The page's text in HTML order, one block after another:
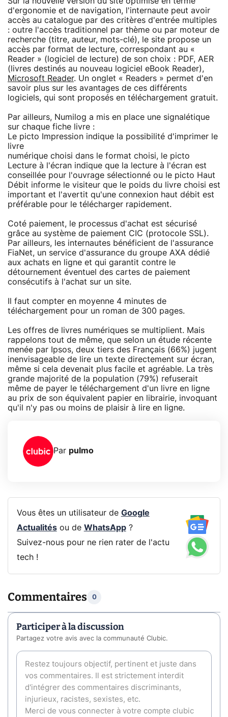
d'ergonomie et de navigation, l'internaute peut avoir
accès au catalogue par des critères d'entrée multiples
: outre l'accès traditionnel par thème ou par moteur de
recherche (titre, auteur, mots-clé), le site propose un
accès par format de lecture, correspondant au «
Reader » (logiciel de lecture) de son choix : PDF, AER
(livres destinés au nouveau logiciel eBook Reader),
Microsoft Reader. Un onglet « Readers » permet d'en
savoir plus sur les avantages de ces différents
logiciels, qui sont proposés en téléchargement gratuit.
Par ailleurs, Numilog a mis en place une signalétique
sur chaque fiche livre :
Le picto Impression indique la possibilité d'imprimer le
livre
numérique choisi dans le format choisi, le picto
Lecture à l'écran indique que la lecture à l'écran est
conseillée pour l'ouvrage sélectionné ou le picto Haut
Débit informe le visiteur que le poids du livre choisi est
important et l'avertit qu'une connexion haut débit est
préférable pour le télécharger rapidement.
Coté paiement, le processus d'achat est sécurisé
grâce au système de paiement CIC (protocole SSL).
Par ailleurs, les internautes bénéficient de l'assurance
FiaNet, un service d'assurance du groupe AXA dédié
aux achats en ligne et qui garantit contre le
détournement éventuel des cartes de paiement
consécutifs à l'achat sur un site.
Il faut compter en moyenne 4 minutes de
téléchargement pour un roman de 300 pages.
Les offres de livres numériques se multiplient. Mais
rappelons tout de même, que selon un étude récente
menée par Ipsos, deux tiers des Français (66%) jugent
inenvisageable de lire un texte directement sur écran,
même si cela devenait plus facile et agréable. La très
grande majorité de la population (79%) refuserait
même de payer le téléchargement d'un livre en ligne
au prix de son équivalent papier en librairie, invoquant
qu'il n'y pas ou moins de plaisir à lire en ligne.
Par pulmo
Vous êtes un utilisateur de Google
Actualitésou de WhatsApp?
Suivez-nous pour ne rien rater de l'actu
tech !
Commentaires 0
Participer à la discussion
Partagez votre avis avec la communauté Clubic.